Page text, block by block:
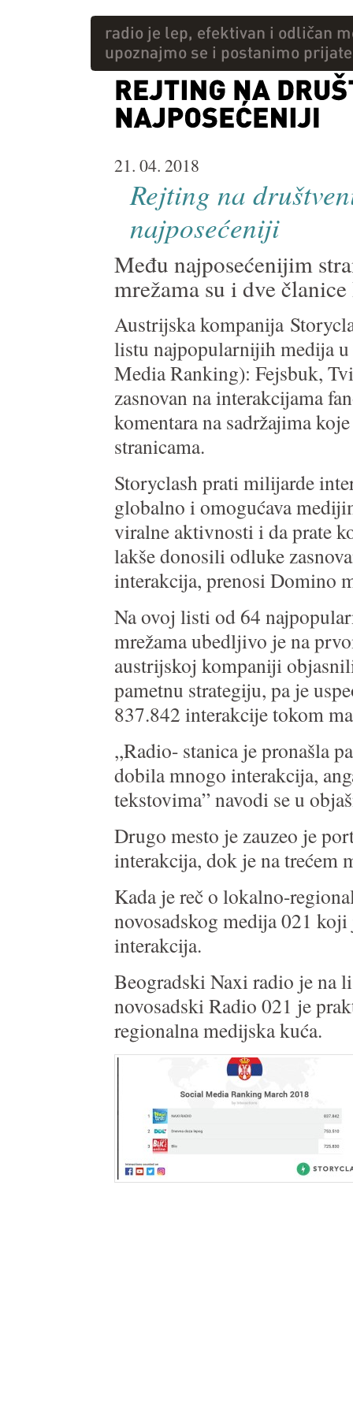
21. 04. 2018
Rejting na
najposećeniji
Među najposećenijim
mrežama su i dve
Austrijska kompanija
listu najpopularnijih medija
Media Ranking): Fejsbuk,
zasnovan na interakcijama
komentara na sadržajima
stranicama.
Storyclash prati milijarde
globalno i omogućava
viralne aktivnosti i da prate
lakše donosili odluke
interakcija, prenosi Domino
Na ovoj listi od 64
mrežama ubedljivo je na
austrijskoj kompaniji
pametnu strategiju, pa je
837.842 interakcije tokom
,,Radio- stanica je pronašla
dobila mnogo interakcija,
tekstovima” navodi se u
Drugo mesto je zauzeo je
interakcija, dok je na trećem
Kada je reč o lokalno-
novosadskog medija 021
interakcija.
Beogradski Naxi radio je na
novosadski Radio 021 je
regionalna medijska kuća.